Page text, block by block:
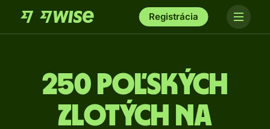
Registrácia
250 Poľských
zlotých na